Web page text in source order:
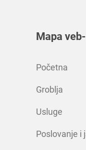
Mapa
Početna
Groblja
Usluge
Poslovanje i